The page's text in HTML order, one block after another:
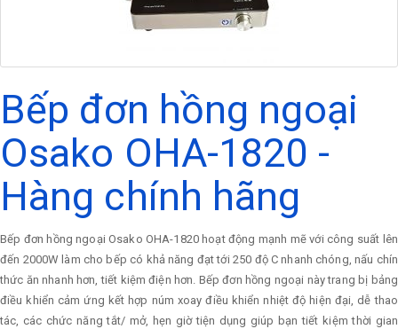
Bếp đơn hồng ngoại
Osako OHA-1820 -
Hàng chính hãng
Bếp đơn hồng ngoại Osako OHA-1820 hoạt động mạnh mẽ với công suất lên
đến 2000W làm cho bếp có khả năng đạt tới 250 độ C nhanh chóng, nấu chín
thức ăn nhanh hơn, tiết kiệm điện hơn. Bếp đơn hồng ngoại này trang bị bảng
điều khiển cảm ứng kết hợp núm xoay điều khiển nhiệt độ hiện đại, dễ thao
tác, các chức năng tắt/ mở, hẹn giờ tiện dụng giúp bạn tiết kiệm thời gian